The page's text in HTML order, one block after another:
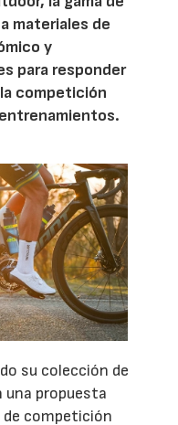
materiales de
y
para responder
competición
su colección de
una propuesta
de competición